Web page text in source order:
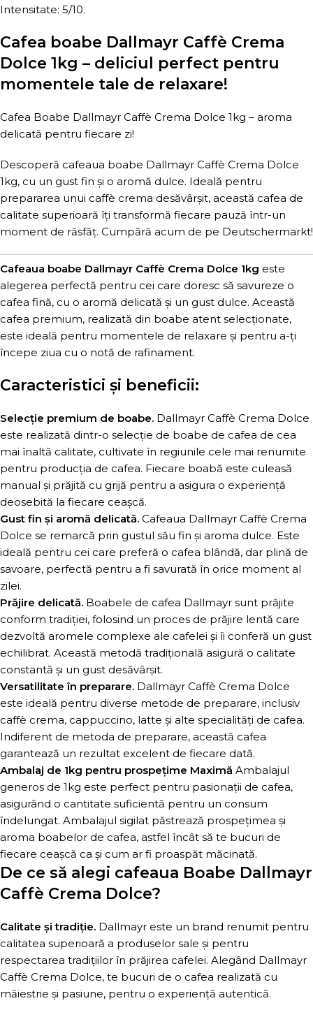
Intensitate: 5/10.
Cafea boabe Dallmayr Caffè Crema
Dolce 1kg – deliciul perfect pentru
momentele tale de relaxare!
Cafea Boabe Dallmayr Caffè Crema Dolce 1kg – aroma
delicată pentru fiecare zi!
Descoperă cafeaua boabe Dallmayr Caffè Crema Dolce
1kg, cu un gust fin și o aromă dulce. Ideală pentru
prepararea unui caffè crema desăvârșit, această cafea de
calitate superioară îți transformă fiecare pauză într-un
moment de răsfăț. Cumpără acum de pe Deutschermarkt!
Cafeaua boabe Dallmayr Caffè Crema Dolce 1kg este
alegerea perfectă pentru cei care doresc să savureze o
cafea fină, cu o aromă delicată și un gust dulce. Această
cafea premium, realizată din boabe atent selecționate,
este ideală pentru momentele de relaxare și pentru a-ți
începe ziua cu o notă de rafinament.
Caracteristici și beneficii:
Selecție premium de boabe. Dallmayr Caffè Crema Dolce
este realizată dintr-o selecție de boabe de cafea de cea
mai înaltă calitate, cultivate în regiunile cele mai renumite
pentru producția de cafea. Fiecare boabă este culeasă
manual și prăjită cu grijă pentru a asigura o experiență
deosebită la fiecare ceașcă.
Gust fin și aromă delicată. Cafeaua Dallmayr Caffè Crema
Dolce se remarcă prin gustul său fin și aroma dulce. Este
ideală pentru cei care preferă o cafea blândă, dar plină de
savoare, perfectă pentru a fi savurată în orice moment al
zilei.
Prăjire delicată. Boabele de cafea Dallmayr sunt prăjite
conform tradiției, folosind un proces de prăjire lentă care
dezvoltă aromele complexe ale cafelei și îi conferă un gust
echilibrat. Această metodă tradițională asigură o calitate
constantă și un gust desăvârșit.
Versatilitate în preparare. Dallmayr Caffè Crema Dolce
este ideală pentru diverse metode de preparare, inclusiv
caffè crema, cappuccino, latte și alte specialități de cafea.
Indiferent de metoda de preparare, această cafea
garantează un rezultat excelent de fiecare dată.
Ambalaj de 1kg pentru prospețime Maximă Ambalajul
generos de 1kg este perfect pentru pasionații de cafea,
asigurând o cantitate suficientă pentru un consum
îndelungat. Ambalajul sigilat păstrează prospețimea și
aroma boabelor de cafea, astfel încât să te bucuri de
fiecare ceașcă ca și cum ar fi proaspăt măcinată.
De ce să alegi cafeaua Boabe Dallmayr
Caffè Crema Dolce?
Calitate și tradiție. Dallmayr este un brand renumit pentru
calitatea superioară a produselor sale și pentru
respectarea tradițiilor în prăjirea cafelei. Alegând Dallmayr
Caffè Crema Dolce, te bucuri de o cafea realizată cu
măiestrie și pasiune, pentru o experiență autentică.